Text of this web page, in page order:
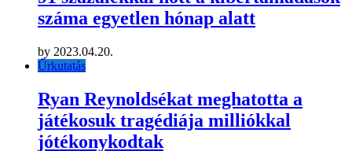
száma egyetlen hónap alatt
by 2023.04.20.
Űrkutatás
Ryan Reynoldsékat meghatotta a
játékosuk tragédiája milliókkal
jótékonykodtak